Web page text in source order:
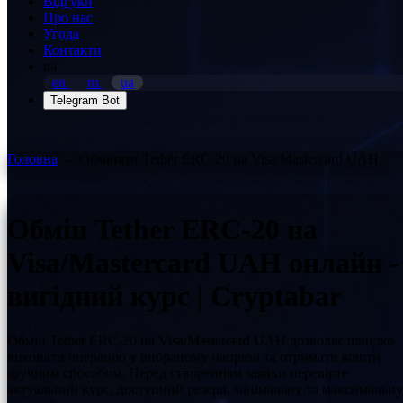
Про нас
Угода
Контакти
en
ru ua
Telegram Bot
Головна Обміняти Tether ERC-20 на Visa/Mastercard UAH
Visa/Mastercard UAH онлайн -
вигідний курс | Cryptabar
Обмін Tether ERC-20 на Visa/Mastercard UAH дозволяє швидко
виконати операцію у вибраному напрямі та отримати кошти
зручним способом. Перед створенням заявки перевірте
актуальний курс, доступний резерв, мінімальну та максимальну